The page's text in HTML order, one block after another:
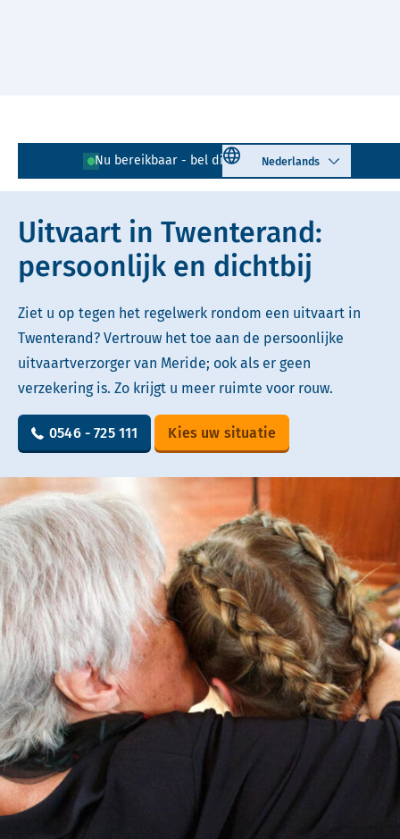
Nu bereikbaar - bel direct! 0546 - 725 111
Select language
Lees voor Uitleg woorden
Simpele tekst
Uitvaart in Twenterand:
persoonlijk en dichtbij
Ziet u op tegen het regelwerk rondom een uitvaart in
Twenterand? Vertrouw het toe aan de persoonlijke
uitvaartverzorger van Meride; ook als er geen
verzekering is. Zo krijgt u meer ruimte voor rouw.
0546 - 725 111 Kies uw situatie